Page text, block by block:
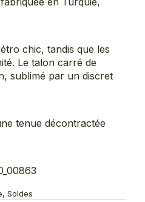
chic, tandis que les
Le talon carré de
sublimé par un discret
tenue décontractée
Soldes